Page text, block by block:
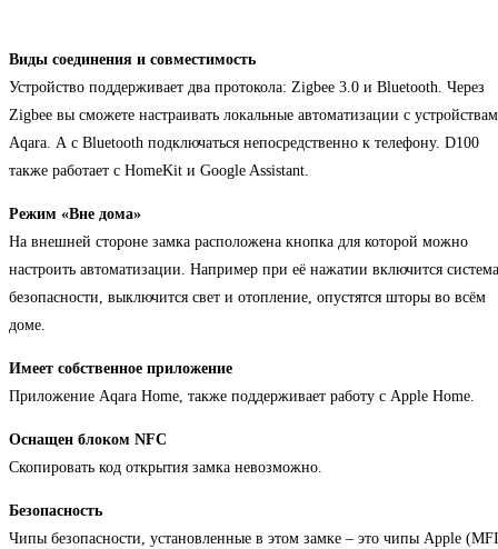
Виды соединения и совместимость
Устройство поддерживает два протокола: Zigbee 3.0 и Bluetooth. Через
Zigbee вы сможете настраивать локальные автоматизации с
Aqara. А с Bluetooth подключаться непосредственно к телефону. D100
также работает с HomeKit и Google Assistant.
Режим «Вне дома»
На внешней стороне замка расположена кнопка для которой можно
настроить автоматизации. Например при её нажатии включится система
безопасности, выключится свет и отопление, опустятся шторы во всём
доме.
Имеет собственное приложение
Приложение Aqara Home, также поддерживает работу с Apple Home.
Оснащен блоком NFC
Скопировать код открытия замка невозможно.
Безопасность
Чипы безопасности, установленные в этом замке – это чипы Apple